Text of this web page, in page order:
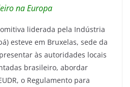
na Europa
liderada pela Indústria
esteve em Bruxelas, sede da
às autoridades locais
brasileiro, abordar
o Regulamento para